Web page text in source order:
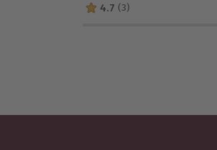
4.7 (3)